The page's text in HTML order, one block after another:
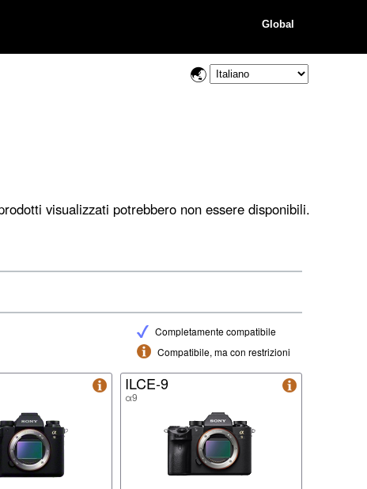
Global
visualizzati potrebbero non essere disponibili.
Completamente compatibile
Compatibile, ma con restrizioni
ILCE-9
α9